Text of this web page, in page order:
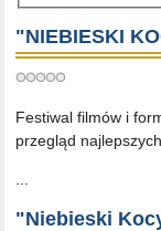
"NIEBIESKI
Festiwal filmów i
przegląd
"Niebieski